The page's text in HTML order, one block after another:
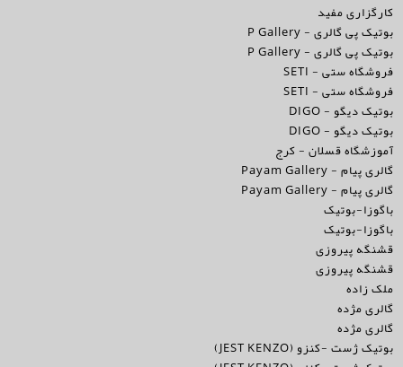
کارگزاری مفید
بوتیک پی گالری - P Gallery
بوتیک پی گالری - P Gallery
فروشگاه ستی - SETI
فروشگاه ستی - SETI
بوتیک دیگو - DIGO
بوتیک دیگو - DIGO
آموزشگاه قسلان - کرج
گالری پیام - Payam Gallery
گالری پیام - Payam Gallery
باگوزا-بوتیک
باگوزا-بوتیک
قشنگه پیروزی
قشنگه پیروزی
ملک زاده
گالری مژده
گالری مژده
بوتیک ژست -کنزو (JEST KENZO)